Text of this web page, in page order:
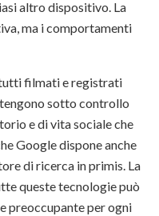
altro dispositivo. La
ma i comportamenti
tutti filmati e registrati
sotto controllo
e di vita sociale che
Google dispone anche
di ricerca in primis. La
queste tecnologie può
preoccupante per ogni